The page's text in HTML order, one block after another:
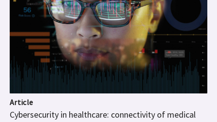
Article
Cybersecurity in healthcare: connectivity of medical